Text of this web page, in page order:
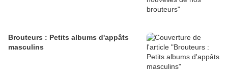
Brouteurs : Petits albums d'appâts
masculins